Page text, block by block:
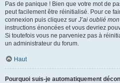
Pas de panique ! Bien que votre mot de
peut facilement être réinitialisé. Pour ce
connexion puis cliquez sur J’ai oublié
instructions énoncées et vous devriez
Si toutefois vous ne parveniez pas à
un administrateur du forum.
Haut
Pourquoi suis-je automatiquement